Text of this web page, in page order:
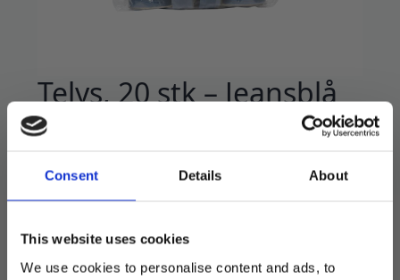
Consent Details About
This website uses cookies
We use cookies to personalise content and ads, to
Telys, 20 stk – Jeansblå
Opprinnelig
pris
var:
62
Nåværende
pris
er:
Flotte kvalitetslys i gjennomsiktig kopp. Gjør
seg på festbordet!
På lager